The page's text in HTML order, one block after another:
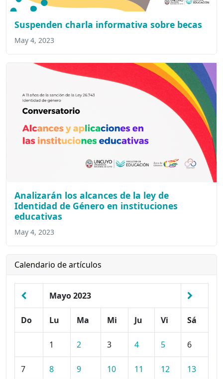
Suspenden charla informativa sobre becas
May 4, 2023
Analizarán los alcances de la ley de
Identidad de Género en instituciones
educativas
May 4, 2023
Calendario de artículos
Mayo 2023
Do Lu Ma Mi Ju Vi Sá
1 2 3 4 5 6
7 8 9 10 11 12 13